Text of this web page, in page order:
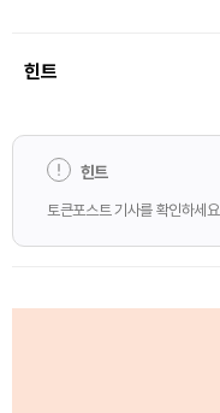
힌트
힌트
토큰포스트 기사를 확인하세요